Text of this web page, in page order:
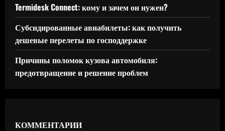
Termidesk Connect: кому и зачем он нужен?
Субсидированные авиабилеты: как получить
дешевые перелеты по господдержке
Причины поломок кузова автомобиля:
предотвращение и решение проблем
КОММЕНТАРИИ